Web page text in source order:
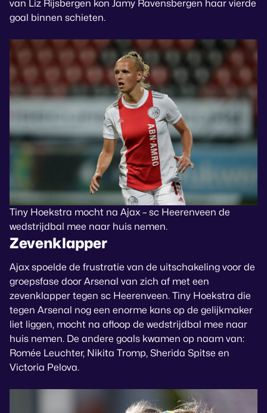
van Liz Rijsbergen kon Jamy Ravensbergen haar vierde
goal binnen schieten.
Tiny Hoekstra mocht na Ajax – sc Heerenveen de
wedstrijdbal mee naar huis nemen.
Zevenklapper
Ajax spoelde de frustratie van de uitschakeling voor de
groepsfase door Arsenal van zich af met een
zevenklapper tegen sc Heerenveen. Tiny Hoekstra die
tegen Arsenal nog een enorme kans op de gelijkmaker
liet liggen, mocht na afloop de wedstrijdbal mee naar
huis nemen. De andere goals kwamen op naam van:
Romée Leuchter, Nikita Tromp, Sherida Spitse en
Victoria Pelova.